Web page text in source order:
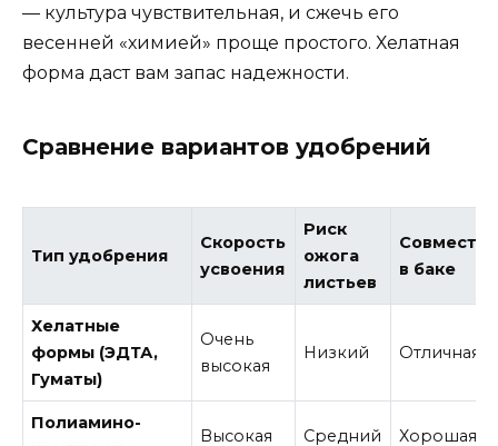
— культура чувствительная, и сжечь его
весенней «химией» проще простого. Хелатная
форма даст вам запас надежности.
Сравнение вариантов удобрений
Тип удобрения
Скорость
усвоения
Риск
ожога
листьев
в баке
Хелатные
формы (ЭДТА,
Гуматы)
Очень
высокая
Низкий Отличная
Полиамино-
Высокая Средний Хорошая